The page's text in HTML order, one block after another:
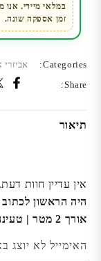
2
טעינה
במלאי מיידי.
זמן אספקה שונה.
Categories: אביזרי
Share:
תיאור
אין עדיין חוות דעת.
אורך 2 מטר | טעינה מהירה | יבואן C-Data”
האימייל לא יוצג